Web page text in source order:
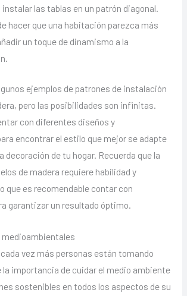
las tablas en un patrón diagonal.
hacer que una habitación parezca más
un toque de dinamismo a la
ejemplos de patrones de instalación
pero las posibilidades son infinitas.
con diferentes diseños y
encontrar el estilo que mejor se adapte
decoración de tu hogar. Recuerda que la
de madera requiere habilidad y
que es recomendable contar con
garantizar un resultado óptimo.
vez más personas están tomando
importancia de cuidar el medio ambiente
sostenibles en todos los aspectos de su